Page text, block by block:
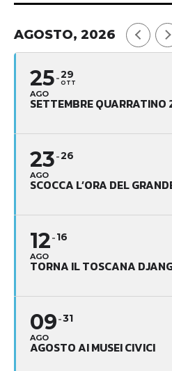
AGOSTO, 2026
25
AGO
29
OTT
SETTEMBRE
23
AGO
26
SCOCCA L’ORA DEL
12
AGO
16
TORNA IL TOSCANA
09
AGO
31
AGOSTO AI MUSEI CIVICI